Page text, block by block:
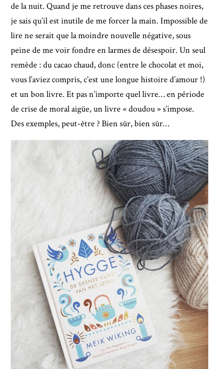
de la nuit. Quand je me retrouve dans ces phases noires,
je sais qu’il est inutile de me forcer la main. Impossible de
lire ne serait que la moindre nouvelle négative, sous
peine de me voir fondre en larmes de désespoir. Un seul
remède : du cacao chaud, donc (entre le chocolat et moi,
vous l’aviez compris, c’est une longue histoire d’amour !)
et un bon livre. Et pas n’importe quel livre… en période
de crise de moral aigüe, un livre « doudou » s’impose.
Des exemples, peut-être ? Bien sûr, bien sûr…